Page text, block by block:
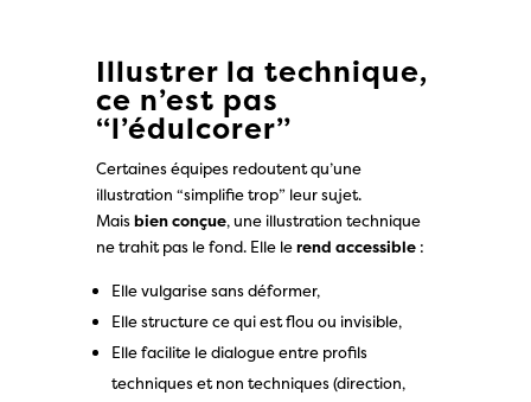
Illustrer la technique,
ce n’est pas
“l’édulcorer”
Certaines équipes redoutent qu’une
illustration “simplifie trop” leur sujet.
Maisbien conçue, une illustration technique
ne trahit pas le fond. Elle lerend accessible:
Elle vulgarise sans déformer,
Elle structure ce qui est flou ou invisible,
Elle facilite le dialogue entre profils
techniques et non techniques (direction,